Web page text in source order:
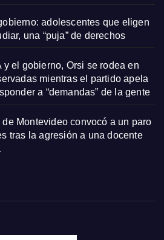
adolescentes que eligen
una “puja” de derechos
y el gobierno, Orsi se rodea en
mientras el partido apela
a “demandas” de la gente
Montevideo convocó a un paro
tras la agresión a una docente